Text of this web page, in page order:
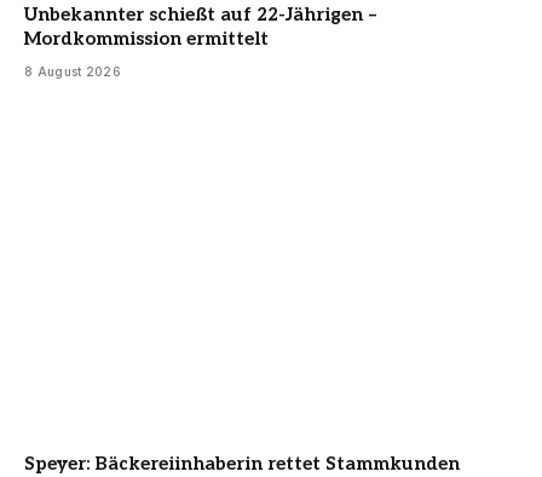
Unbekannter schießt auf 22-Jährigen –
Mordkommission ermittelt
8 August 2026
Speyer: Bäckereiinhaberin rettet Stammkunden